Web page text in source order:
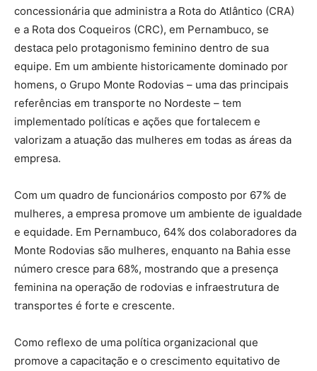
concessionária que administra a Rota do Atlântico (CRA)
e a Rota dos Coqueiros (CRC), em Pernambuco, se
destaca pelo protagonismo feminino dentro de sua
equipe. Em um ambiente historicamente dominado por
homens, o Grupo Monte Rodovias – uma das principais
referências em transporte no Nordeste – tem
implementado políticas e ações que fortalecem e
valorizam a atuação das mulheres em todas as áreas da
empresa.
Com um quadro de funcionários composto por 67% de
mulheres, a empresa promove um ambiente de igualdade
e equidade. Em Pernambuco, 64% dos colaboradores da
Monte Rodovias são mulheres, enquanto na Bahia esse
número cresce para 68%, mostrando que a presença
feminina na operação de rodovias e infraestrutura de
transportes é forte e crescente.
Como reflexo de uma política organizacional que
promove a capacitação e o crescimento equitativo de